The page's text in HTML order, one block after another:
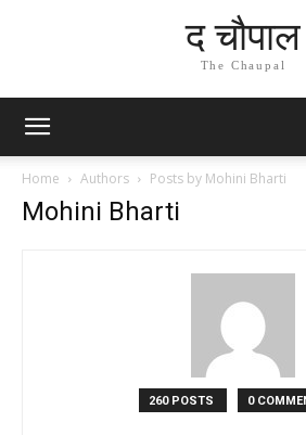
द चौपाल
The Chaupal
Home Authors Posts by Mohini Bharti
Mohini Bharti
260 POSTS 0